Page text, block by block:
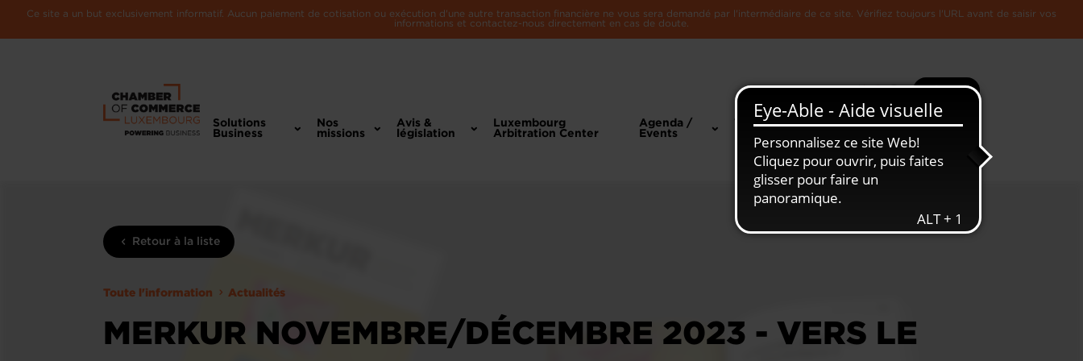
Ce site a un but exclusivement informatif. Aucun paiement de cotisation ou exécution d'une autre transaction financière ne vous sera demandé par l'intermédiaire de ce site. Vérifiez toujours l'URL avant de saisir vos
informations et contactez-nous directement en cas de doute.
Recherche Plus
Solutions
Business
Nos
missions
Avis &
législation
Luxembourg
Arbitration Center
Agenda /
Events
Toute
L'Economie
Retour à la liste
Toute l'information Actualités
MERKUR NOVEMBRE/DÉCEMBRE 2023 - VERS LE